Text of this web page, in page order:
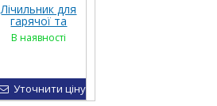
Лічильник для
гарячої та
холодної
води RAY FS
В наявності
Уточнити ціну